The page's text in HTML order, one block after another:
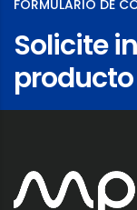
FORMULARIO DE
Solicite
producto